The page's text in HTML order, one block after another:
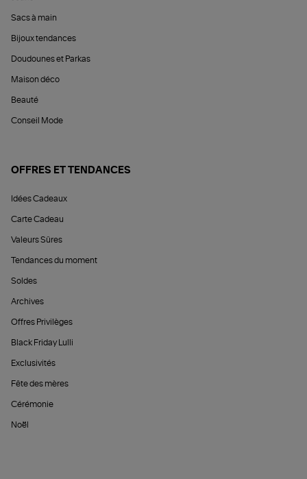
Sacs à main
Bijoux tendances
Doudounes et Parkas
Maison déco
Beauté
Conseil Mode
OFFRES ET TENDANCES
Idées Cadeaux
Carte Cadeau
Valeurs Sûres
Tendances du moment
Soldes
Archives
Offres Privilèges
Black Friday Lulli
Exclusivités
Fête des mères
Cérémonie
Noël